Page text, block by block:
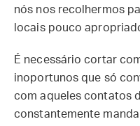
nós nos recolhermos
locais pouco
É necessário cortar
inoportunos que só
com aqueles contatos
constantemente